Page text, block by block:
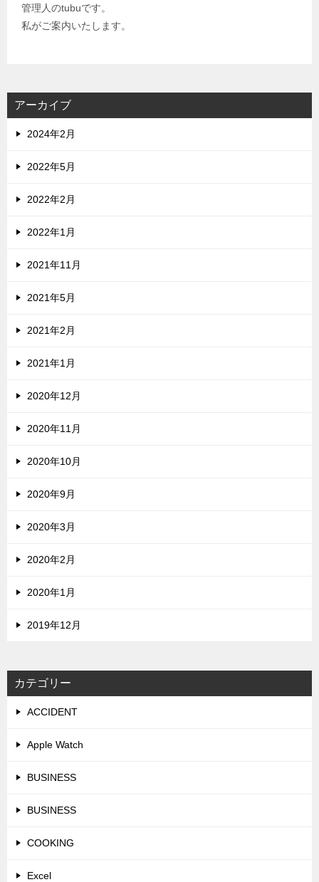
管理人のtubuです。
私がご案内いたします。
アーカイブ
2024年2月
2022年5月
2022年2月
2022年1月
2021年11月
2021年5月
2021年2月
2021年1月
2020年12月
2020年11月
2020年10月
2020年9月
2020年3月
2020年2月
2020年1月
2019年12月
カテゴリー
ACCIDENT
Apple Watch
BUSINESS
BUSINESS
COOKING
Excel